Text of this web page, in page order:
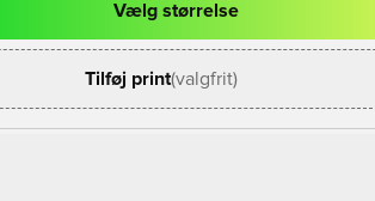
til at logge ind eller tilmelde dig som
Vælg størrelse
Tilføj print(valgfrit)